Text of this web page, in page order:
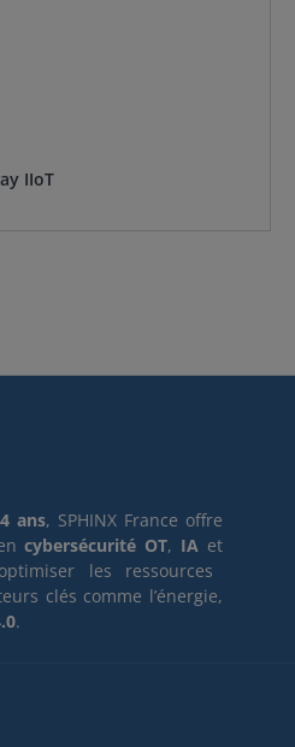
IIoT
ans, SPHINX France offre
cybersécurité OT, IA et
les ressources
clés comme l’énergie,
.